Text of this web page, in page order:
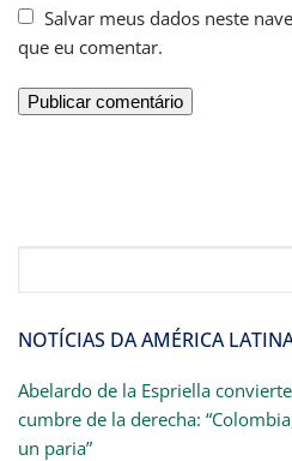
Salvar meus dados neste
que eu comentar.
NOTÍCIAS DA AMÉRICA
Abelardo de la Espriella
cumbre de la derecha:
un paria”